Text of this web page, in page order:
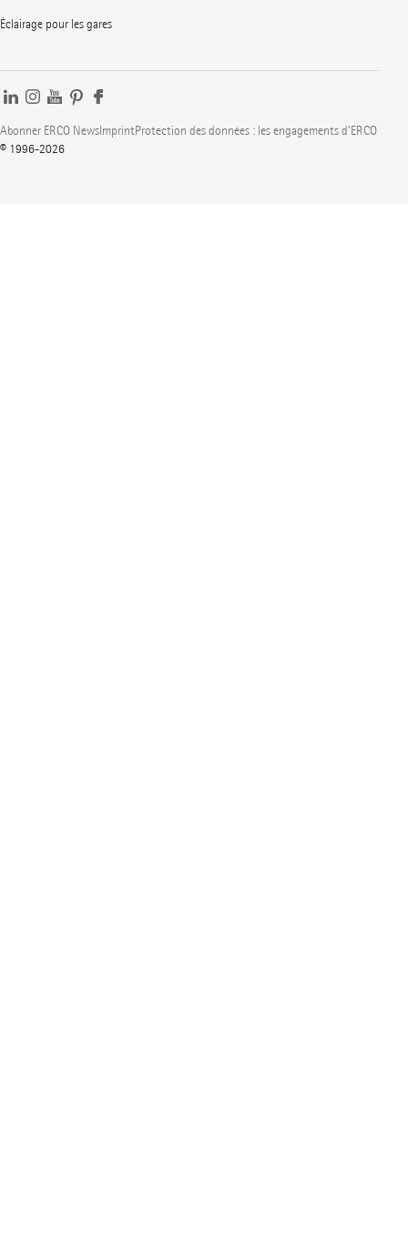
Éclairage pour les gares
Abonner ERCO NewsImprintProtection des données : les engagements d'ERCO
© 1996-2026